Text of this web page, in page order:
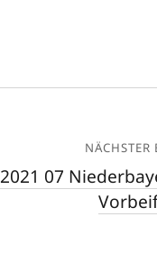
NÄCHSTER
2021 07